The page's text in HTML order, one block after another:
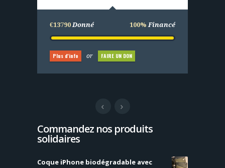
€13790 Donné 100% Financé
Plus d'info or FAIRE UN DON
€25000Donné 100%Financé
Commandez nos produits
solidaires
Coque iPhone biodégradable avec